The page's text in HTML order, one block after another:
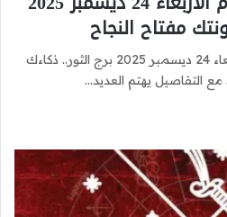
مفتاح النجاح
ننقل لكم خبر ..حظك اليوم الاربعاء 24 ديسمبر 2025 برج الثور.. ذكاءك
التفاصيل يهتم العديد…